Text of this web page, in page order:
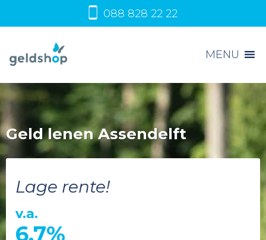
088 828 22 22
MENU
Geld lenen Assendelft
Lage rente!
v.a.
6,7%